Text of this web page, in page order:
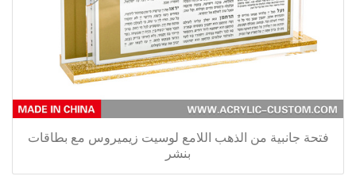
فتحة جانبية من الذهب اللامع لوسيت زيميروس مع بطاقات
بنشر